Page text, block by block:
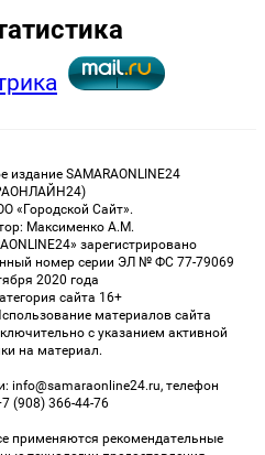
издание SAMARAONLINE24
«Городской Сайт».
Максименко А.М.
зарегистрировано
номер серии ЭЛ № ФС 77-79069
2020 года
сайта 16+
материалов сайта
с указанием активной
на материал.
info@samaraonline24.ru, телефон
(908) 366-44-76
применяются рекомендательные